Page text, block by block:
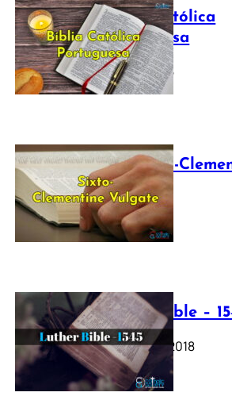
Bíblia Católica
Portuguesa
July 16, 2025
The Sixto-
Vulgate
July 12, 2025
Luther Bible –
October 17, 2018